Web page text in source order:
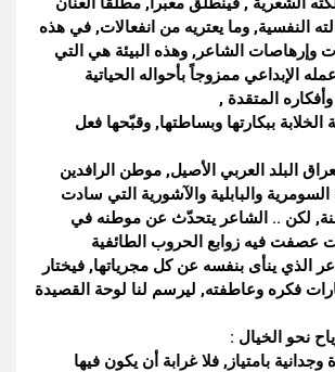
النفسية, وما يعتريه من انفعالات, في هذه
وإرهاصات الشاعر, وهذه البيئة هي التي
الإبداعي ممزوجاً بأحواله الحياتية
المتقدة ,
الخلابة ببكارتها وبساطتها, وقبّحها فعل
البلد العربي الأصيل, موطن الرافدين
والبابلية والآشورية التي سادت
لكن .. الشاعر يتحدّث عن موطنه في
عصفت فيه زوابع الحروب الطائفية
الذي ينأى بنفسه عن كل مجرياتها, فيختار
فكره وعاطفته, ليرسم لنا لوحة القصيدة
نحو الخيال :
بامتياز, فلا غرابة أن يكون فيها